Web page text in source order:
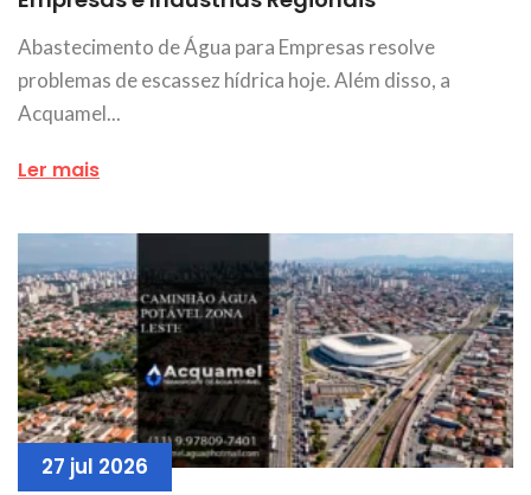
Abastecimento de Água para Empresas resolve
problemas de escassez hídrica hoje. Além disso, a
Acquamel...
Ler mais
27 jul 2026